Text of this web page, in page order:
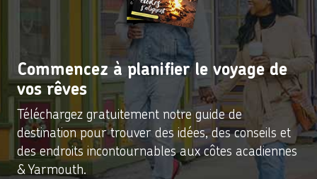
Commencez à planifier le voyage de
vos rêves
Téléchargez gratuitement notre guide de
destination pour trouver des idées, des conseils et
des endroits incontournables aux côtes acadiennes
& Yarmouth.